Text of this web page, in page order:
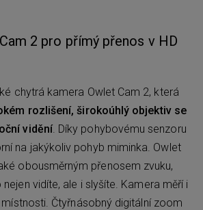
2 pro přímý přenos v HD
chytrá kamera Owlet Cam 2, která
rozlišení, širokoúhlý objektiv se
vidění. Díky pohybovému senzoru
na jakýkoliv pohyb miminka. Owlet
obousměrným přenosem zvuku,
vidíte, ale i slyšíte. Kamera měří i
Čtyřnásobný digitální zoom